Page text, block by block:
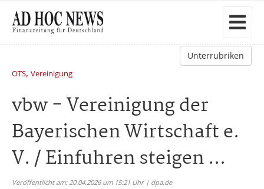
Unterrubriken
OTS, Vereinigung
vbw - Vereinigung der
Bayerischen Wirtschaft e.
V. / Einfuhren steigen ...
Veröffentlicht am: 20.04.2026 um 15:21 Uhr | dpa.de